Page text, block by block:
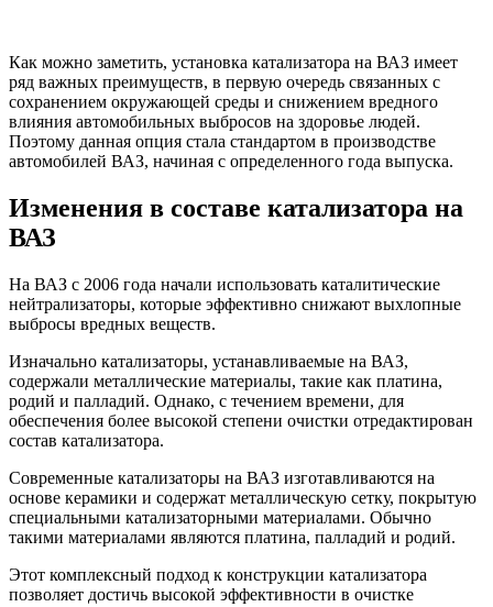
Как можно заметить, установка катализатора на ВАЗ имеет
ряд важных преимуществ, в первую очередь связанных с
сохранением окружающей среды и снижением вредного
влияния автомобильных выбросов на здоровье людей.
Поэтому данная опция стала стандартом в производстве
автомобилей ВАЗ, начиная с определенного года выпуска.
Изменения в составе катализатора на
ВАЗ
На ВАЗ с 2006 года начали использовать каталитические
нейтрализаторы, которые эффективно снижают выхлопные
выбросы вредных веществ.
Изначально катализаторы, устанавливаемые на ВАЗ,
содержали металлические материалы, такие как платина,
родий и палладий. Однако, с течением времени, для
обеспечения более высокой степени очистки отредактирован
состав катализатора.
Современные катализаторы на ВАЗ изготавливаются на
основе керамики и содержат металлическую сетку, покрытую
специальными катализаторными материалами. Обычно
такими материалами являются платина, палладий и родий.
Этот комплексный подход к конструкции катализатора
позволяет достичь высокой эффективности в очистке